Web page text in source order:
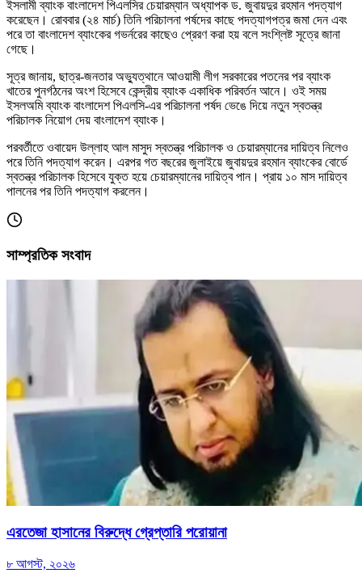
ইসলামী ব্যাংক বাংলাদেশ পিএলসির চেয়ারম্যান অধ্যাপক ড. জুবায়দুর রহমান পদত্যাগ
করেছেন। রোববার (২৪ মার্চ) তিনি পরিচালনা পর্ষদের কাছে পদত্যাগপত্র জমা দেন এবং
পরে তা বাংলাদেশ ব্যাংকের গভর্নরের কাছেও প্রেরণ করা হয় বলে সংশ্লিষ্ট সূত্রে জানা
গেছে।
সূত্র জানায়, ছাত্র-জনতার অভ্যুত্থানে আওয়ামী লীগ সরকারের পতনের পর ব্যাংক
খাতের পুনর্গঠনের অংশ হিসেবে কেন্দ্রীয় ব্যাংক একাধিক পরিবর্তন আনে। ওই সময়
ইসলঅমি ব্যাংক বাংলাদেশ পিএলসি-এর পরিচালনা পর্ষদ ভেঙে দিয়ে নতুন স্বতন্ত্র
পরিচালক নিয়োগ দেয় বাংলাদেশ ব্যাংক।
পরবর্তীতে ওবায়েদ উল্লাহ আল মাসুদ স্বতন্ত্র পরিচালক ও চেয়ারম্যানের দায়িত্ব নিলেও
পরে তিনি পদত্যাগ করেন। এরপর গত বছরের জুলাইয়ে জুবায়দুর রহমান ব্যাংকের বোর্ডে
স্বতন্ত্র পরিচালক হিসেবে যুক্ত হয়ে চেয়ারম্যানের দায়িত্ব পান। প্রায় ১০ মাস দায়িত্ব
পালনের পর তিনি পদত্যাগ করলেন।
সাম্প্রতিক সংবাদ
এরতেজা হাসানের বিরুদ্ধে গ্রেপ্তারি পরোয়ানা
৮ আগস্ট, ২০২৬